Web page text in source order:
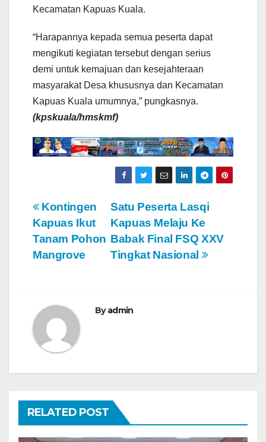
Kecamatan Kapuas Kuala.
“Harapannya kepada semua peserta dapat
mengikuti kegiatan tersebut dengan serius
demi untuk kemajuan dan kesejahteraan
masyarakat Desa khususnya dan Kecamatan
Kapuas Kuala umumnya,” pungkasnya.
(kpskuala/hmskmf)
N
a
v
g
a
i
p
o
Satu Peserta Lasqi
Kapuas Melaju Ke
Babak Final FSQ XXV
Tingkat Nasional
Kontingen
Kapuas Ikut
Tanam Pohon
Mangrove
Byadmin
RELATED POST